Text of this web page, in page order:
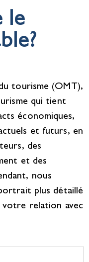
le
tourisme (OMT),
qui tient
économiques,
et futurs, en
des
et des
nous
plus détaillé
relation avec